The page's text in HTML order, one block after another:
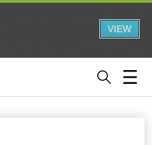
VIEW